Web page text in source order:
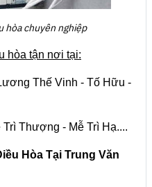
hòa chuyên nghiệp
hòa tận nơi tại:
Thế Vinh - Tố Hữu -
Thượng - Mễ Trì Hạ....
Hòa Tại Trung Văn